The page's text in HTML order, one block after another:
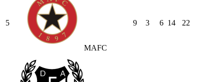
5
MAFC
9 3 6 14 22